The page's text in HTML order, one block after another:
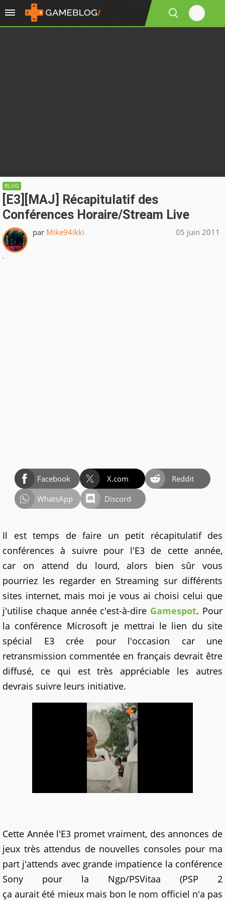
BLOG
[E3][MAJ] Récapitulatif des
Conférences Horaire/Stream Live
par Mike94ikki 05 juin 2011
.
Facebook X.com
Reddit
WhatsApp
Discord
Il est temps de faire un petit récapitulatif des
conférences à suivre pour l'E3 de cette année,
car on attend du lourd, alors bien sûr vous
pourriez les regarder en Streaming sur différents
sites internet, mais moi je vous ai choisi celui que
j'utilise chaque année c'est-à-dire Gamespot. Pour
la conférence Microsoft je mettrai le lien du site
spécial E3 crée pour l'occasion car une
retransmission commentée en français devrait être
diffusé, ce qui est très appréciable les autres
devrais suivre leurs initiative.
Cette Année l'E3 promet vraiment, des annonces de
jeux très attendus de nouvelles consoles pour ma
part j'attends avec grande impatience la conférence
Sony pour la Ngp/PSVitaa (PSP 2
ça aurait été mieux mais bon le nom officiel n'a pas